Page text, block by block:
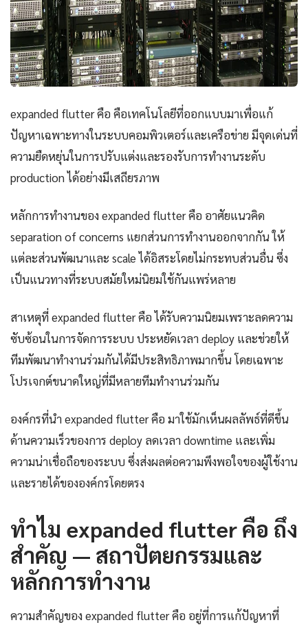
expanded flutter คือ คือเทคโนโลยีที่ออกแบบมาเพื่อแก้
ปัญหาเฉพาะทางในระบบคอมพิวเตอร์และเครือข่าย มีจุดเด่นที่
ความยืดหยุ่นในการปรับแต่งและรองรับการทำงานระดับ
production ได้อย่างมีเสถียรภาพ
หลักการทำงานของ expanded flutter คือ อาศัยแนวคิด
separation of concerns แยกส่วนการทำงานออกจากกัน ให้
แต่ละส่วนพัฒนาและ scale ได้อิสระโดยไม่กระทบส่วนอื่น ซึ่ง
เป็นแนวทางที่ระบบสมัยใหม่นิยมใช้กันแพร่หลาย
สาเหตุที่ expanded flutter คือ ได้รับความนิยมเพราะลดความ
ซับซ้อนในการจัดการระบบ ประหยัดเวลา deploy และช่วยให้
ทีมพัฒนาทำงานร่วมกันได้มีประสิทธิภาพมากขึ้น โดยเฉพาะ
โปรเจกต์ขนาดใหญ่ที่มีหลายทีมทำงานร่วมกัน
องค์กรที่นำ expanded flutter คือ มาใช้มักเห็นผลลัพธ์ที่ดีขึ้น
ด้านความเร็วของการ deploy ลดเวลา downtime และเพิ่ม
ความน่าเชื่อถือของระบบ ซึ่งส่งผลต่อความพึงพอใจของผู้ใช้งาน
และรายได้ขององค์กรโดยตรง
ทำไม expanded flutter คือ ถึง
สำคัญ — สถาปัตยกรรมและ
หลักการทำงาน
ความสำคัญของ expanded flutter คือ อยู่ที่การแก้ปัญหาที่